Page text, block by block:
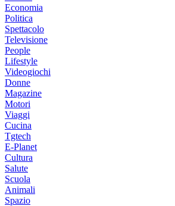
Economia
Politica
Spettacolo
Televisione
People
Lifestyle
Videogiochi
Donne
Magazine
Motori
Viaggi
Cucina
Tgtech
E-Planet
Cultura
Salute
Scuola
Animali
Spazio